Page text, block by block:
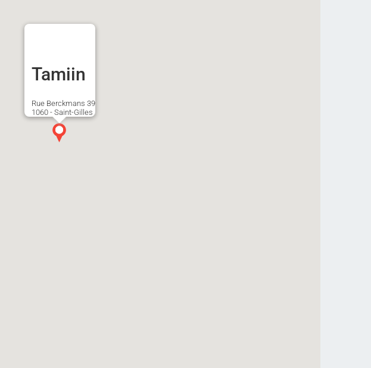
Tamiin
Rue Berckmans 39
1060 - Saint-Gilles